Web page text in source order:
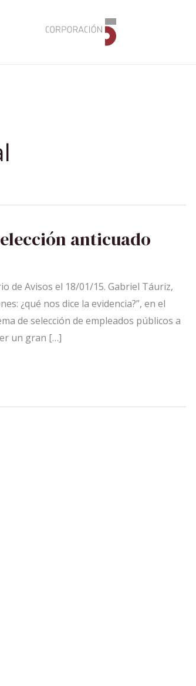
anticuado
de Avisos el 18/01/15. Gabriel Táuriz,
¿qué nos dice la evidencia?”, en el
de selección de empleados públicos a
un gran […]